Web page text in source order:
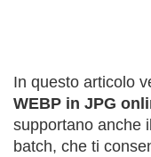
In questo articolo
WEBP in JPG
supportano anche
batch, che ti